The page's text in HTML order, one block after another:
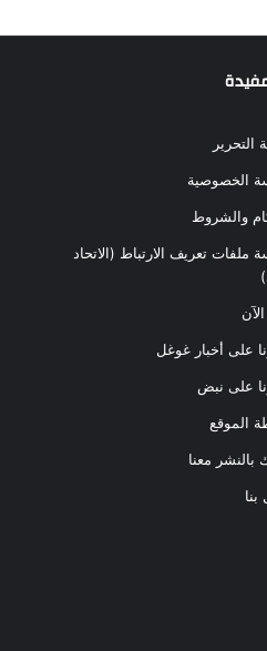
التحرير
الخصوصية
والشروط
ملفات تعريف الارتباط (الاتحاد
على أخبار غوغل
على نبض
الموقع
بالنشر معنا